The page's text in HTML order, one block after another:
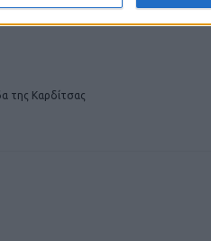
της Καρδίτσας